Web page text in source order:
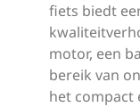
fiets biedt
motor, een
bereik van
het compact